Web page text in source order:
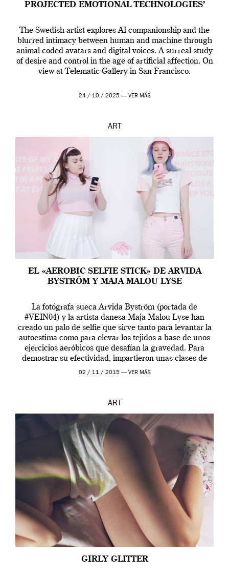
PROJECTED EMOTIONAL TECHNOLOGIES’
The Swedish artist explores AI companionship and the
blurred intimacy between human and machine through
animal-coded avatars and digital voices. A surreal study
of desire and control in the age of artificial affection. On
view at Telematic Gallery in San Francisco.
24 / 10 / 2025 — VER MÁS
ART
EL «AEROBIC SELFIE STICK» DE ARVIDA
BYSTRÖM Y MAJA MALOU LYSE
La fotógrafa sueca Arvida Byström (portada de
#VEIN04) y la artista danesa Maja Malou Lyse han
creado un palo de selfie que sirve tanto para levantar la
autoestima como para elevar los tejidos a base de unos
ejercicios aeróbicos que desafían la gravedad. Para
demostrar su efectividad, impartieron unas clases de
prueba en el Tate […]
02 / 11 / 2015 — VER MÁS
ART
GIRLY GLITTER